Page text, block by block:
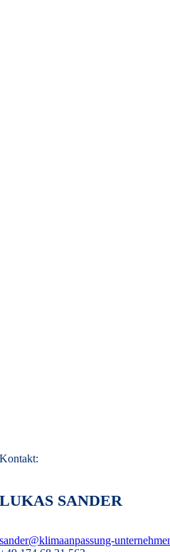
Kontakt:
LUKAS SANDER
sander@klimaanpassung-